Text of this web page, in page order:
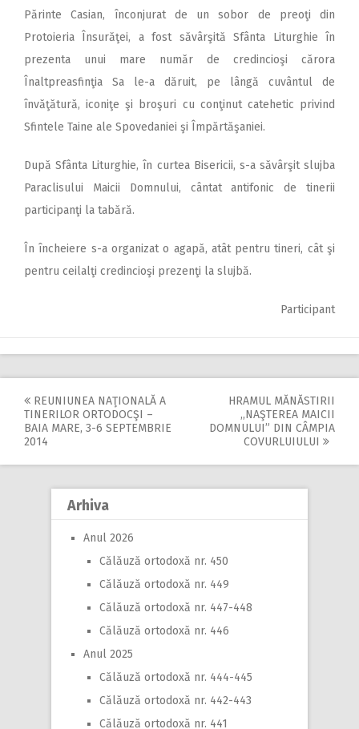
Părinte Casian, înconjurat de un sobor de preoţi din
Protoieria Însurăţei, a fost săvârşită Sfânta Liturghie în
prezenta unui mare număr de credincioşi cărora
Înaltpreasfinţia Sa le-a dăruit, pe lângă cuvântul de
învăţătură, iconiţe şi broşuri cu conţinut catehetic privind
Sfintele Taine ale Spovedaniei şi Împărtăşaniei.
După Sfânta Liturghie, în curtea Bisericii, s-a săvârşit slujba
Paraclisului Maicii Domnului, cântat antifonic de tinerii
participanţi la tabără.
În încheiere s-a organizat o agapă, atât pentru tineri, cât şi
pentru ceilalţi credincioşi prezenţi la slujbă.
Participant
Post
navigation
REUNIUNEA NAŢIONALĂ A
TINERILOR ORTODOCŞI –
BAIA MARE, 3-6 SEPTEMBRIE
2014
HRAMUL MĂNĂSTIRII
,,NAŞTEREA MAICII
DOMNULUI” DIN CÂMPIA
COVURLUIULUI
Arhiva
Anul 2026
Călăuză ortodoxă nr. 450
Călăuză ortodoxă nr. 449
Călăuză ortodoxă nr. 447-448
Călăuză ortodoxă nr. 446
Anul 2025
Călăuză ortodoxă nr. 444-445
Călăuză ortodoxă nr. 442-443
Călăuză ortodoxă nr. 441